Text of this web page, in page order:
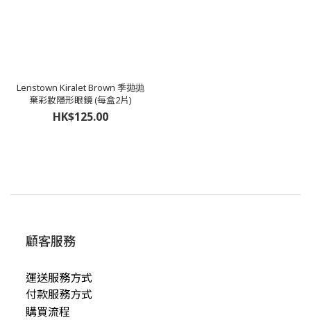
Lenstown Kiralet Brown 季拋抛
棄彩妝隱形眼鏡 (每盒2片)
HK$125.00
顧客服務
運送服務方式
付款服務方式
購買流程